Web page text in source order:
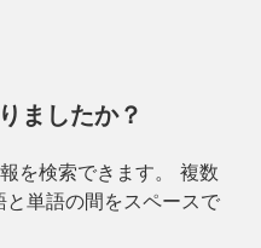
ましたか？
を検索できます。 複数
単語の間をスペースで